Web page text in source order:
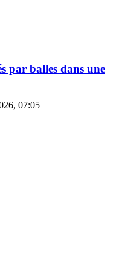
par balles dans une
07:05